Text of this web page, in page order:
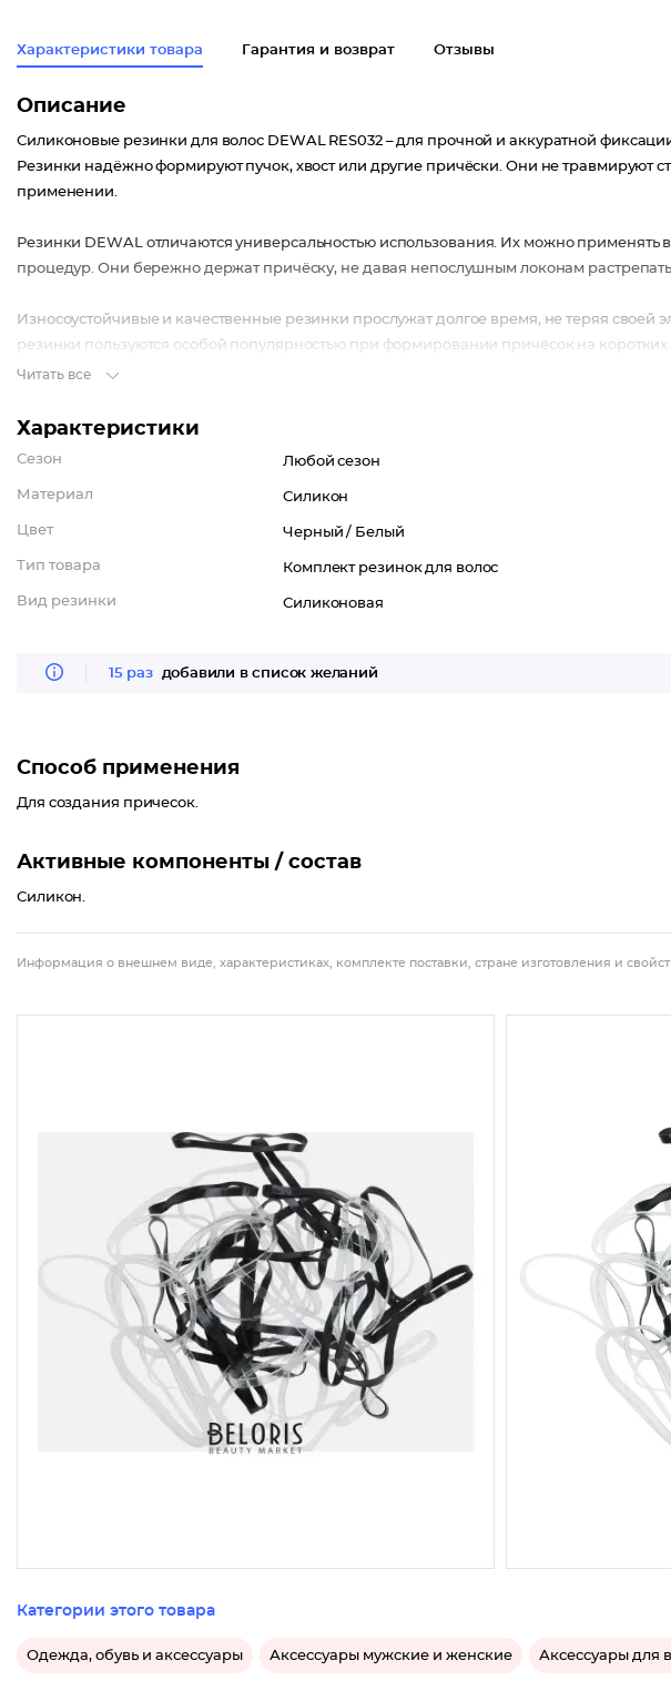
Характеристики товара Гарантия и возврат Отзывы
Описание
Силиконовые резинки для волос DEWAL RES032 – для прочной и аккуратной
Резинки надёжно формируют пучок, хвост или другие причёски. Они не травмируют
применении.
Резинки DEWAL отличаются универсальностью использования. Их можно применять
процедур. Они бережно держат причёску, не давая непослушным локонам
Износоустойчивые и качественные резинки прослужат долгое время, не теряя своей
резинки пользуются особой популярностью при формировании причёсок на коротких
Читать все
Характеристики
Сезон Любой сезон
Материал Силикон
Цвет Черный / Белый
Тип товара Комплект резинок для волос
Вид резинки Силиконовая
15 раз добавили в список желаний
Способ применения
Для создания причесок.
Активные компоненты / состав
Силикон.
Информация о внешнем виде, характеристиках, комплекте поставки, стране изготовления и
Категории этого товара
Одежда, обувь и аксессуары Аксессуары мужские и женские Аксессуары для